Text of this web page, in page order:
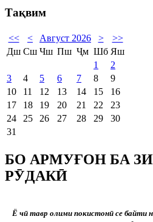
Тақвим
<< < Август 2026 >
>>
Дш Сш Чш Пш Ҷм Шб Яш
1
2
3
4 5 6 7 8
9
10
11 12 13 14 15
16
17
18 19 20 21 22
23
24
25 26 27 28 29
30
31
БО АРМУҒОН БА
РӮДАКӢ
Ё чӣ тавр олими покистонӣ се байти